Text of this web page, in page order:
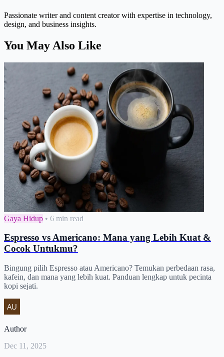
Passionate writer and content creator with expertise in technology,
design, and business insights.
You May Also Like
Gaya Hidup • 6 min read
Espresso vs Americano: Mana yang Lebih Kuat &
Cocok Untukmu?
Bingung pilih Espresso atau Americano? Temukan perbedaan rasa,
kafein, dan mana yang lebih kuat. Panduan lengkap untuk pecinta
kopi sejati.
Author
Dec 11, 2025